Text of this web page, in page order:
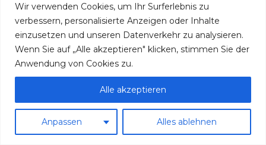
Wir verwenden Cookies, um Ihr Surferlebnis zu
verbessern, personalisierte Anzeigen oder Inhalte
einzusetzen und unseren Datenverkehr zu analysieren.
Wenn Sie auf „Alle akzeptieren" klicken, stimmen Sie der
Anwendung von Cookies zu.
Anpassen Alles ablehnen
Alle akzeptieren
1997-2001 Honda Prelude sicherung
Sicherungskasten im Fahrgastraum Nein.
Sicherungsname